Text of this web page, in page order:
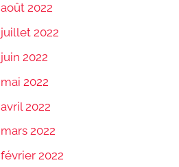
août 2022
juillet 2022
juin 2022
mai 2022
avril 2022
mars 2022
février 2022